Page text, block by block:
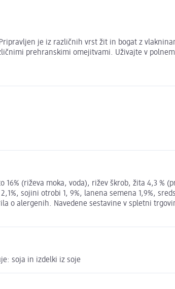
je iz različnih vrst žit in bogat z
prehranskimi omejitvami. Uživajte v
(riževa moka, voda), rižev škrob, žita 4,3 %
sojini otrobi 1, 9%, lanena semena 1,9%,
o alergenih. Navedene sestavine v spletni
soja in izdelki iz soje